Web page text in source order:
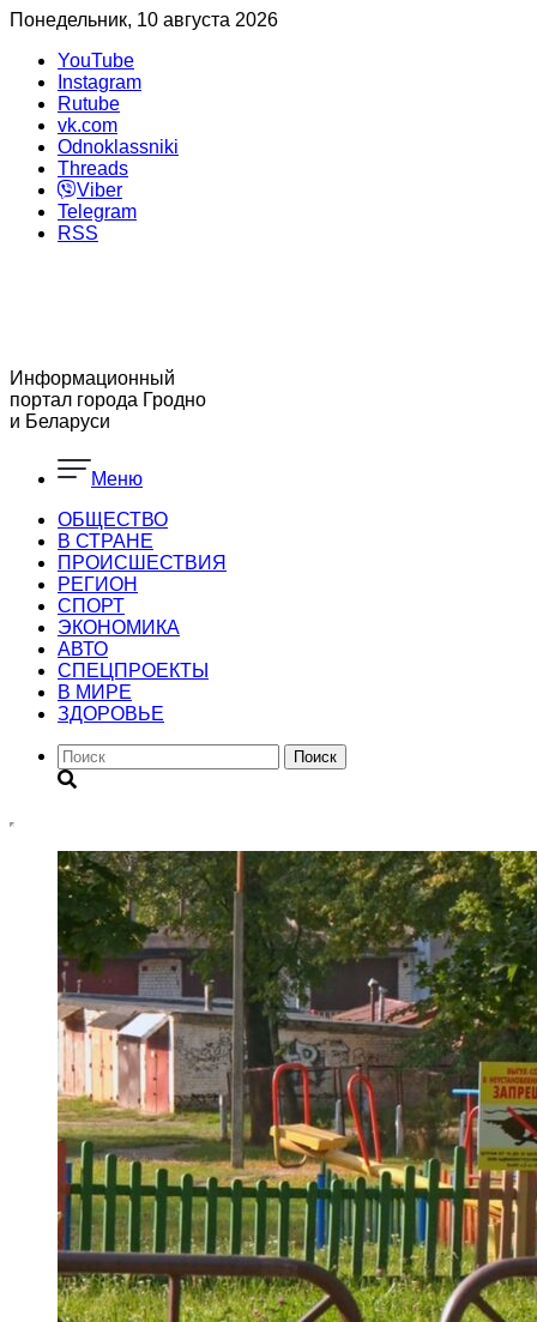
Понедельник, 10 августа 2026
YouTube
Instagram
Rutube
vk.com
Odnoklassniki
Threads
Viber
Telegram
RSS
Информационный
портал города Гродно
и Беларуси
Меню
ОБЩЕСТВО
В СТРАНЕ
ПРОИСШЕСТВИЯ
РЕГИОН
CПОРТ
ЭКОНОМИКА
АВТО
СПЕЦПРОЕКТЫ
В МИРЕ
ЗДОРОВЬЕ
Поиск